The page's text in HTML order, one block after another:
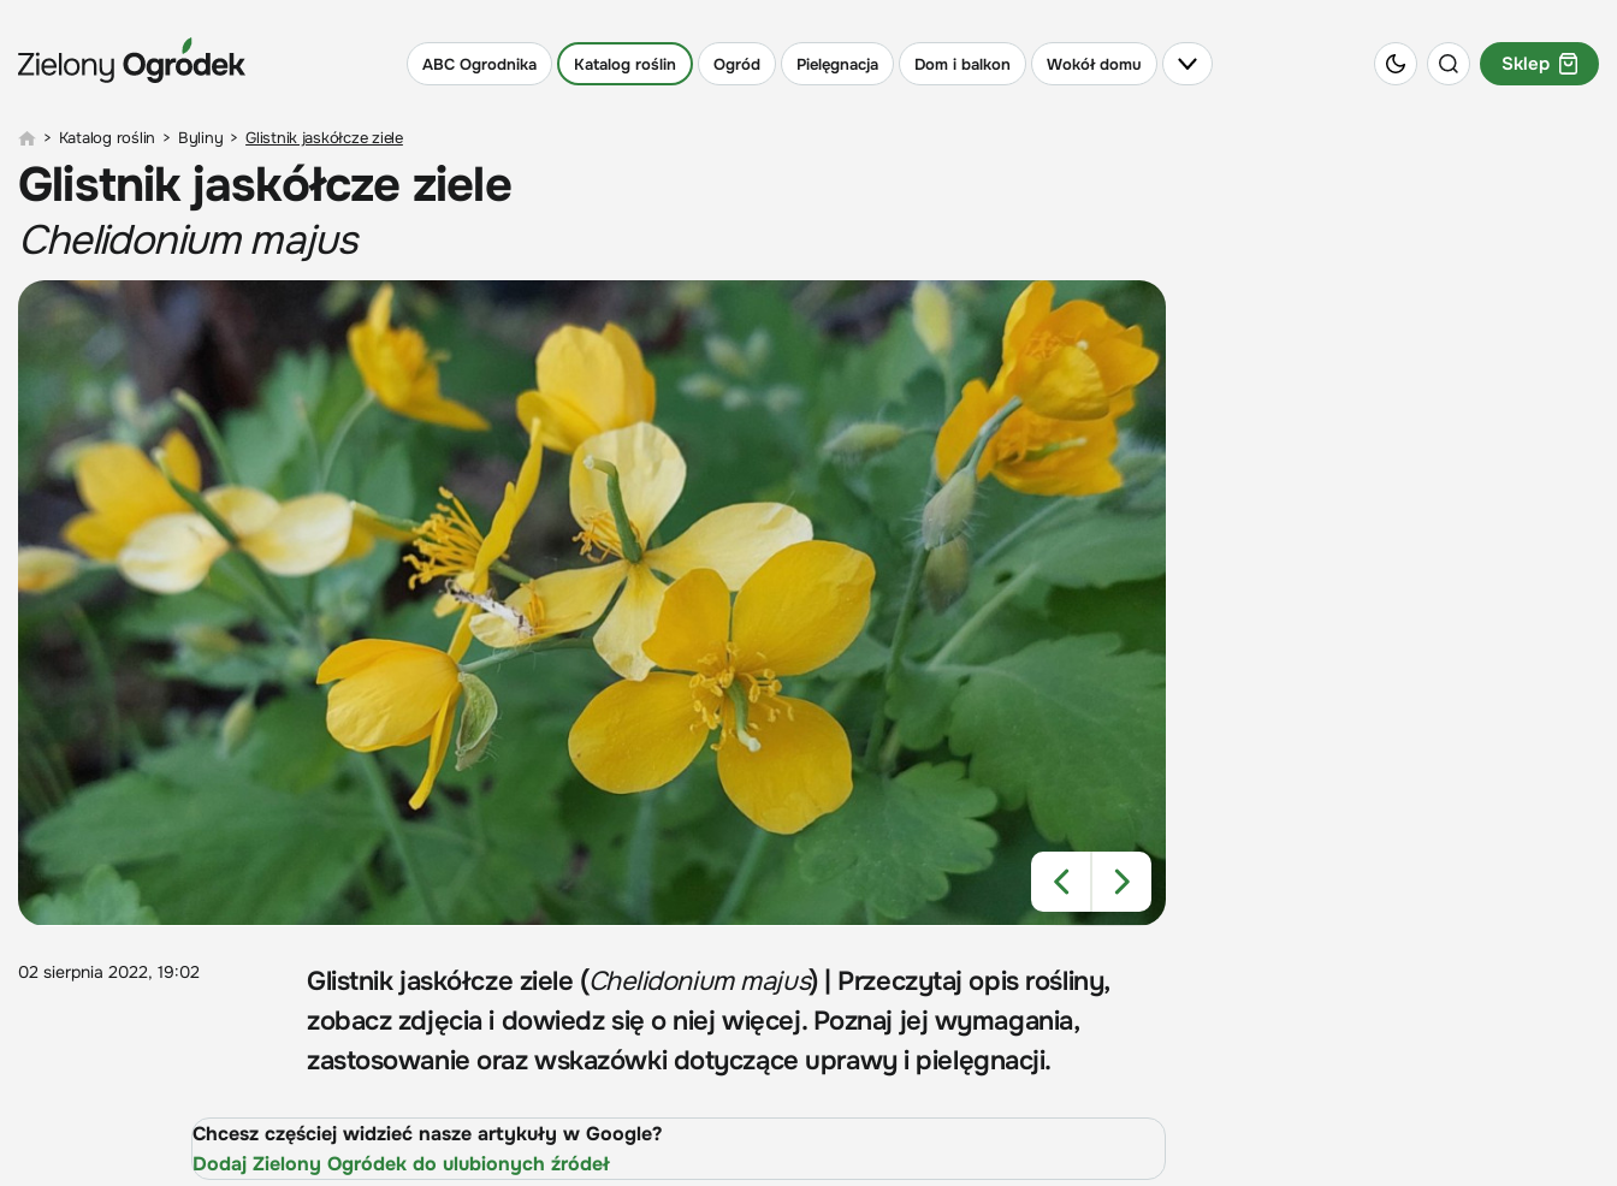
ABC Ogrodnika Katalog roślin Ogród Pielęgnacja Dom i balkon Wokół domu Sklep
> Katalog roślin > Byliny > Glistnik jaskółcze ziele
Glistnik jaskółcze ziele
Chelidonium majus
02 sierpnia 2022, 19:02 Glistnik jaskółcze ziele (Chelidonium majus) | Przeczytaj opis rośliny,
zobacz zdjęcia i dowiedz się o niej więcej. Poznaj jej wymagania,
zastosowanie oraz wskazówki dotyczące uprawy i pielęgnacji.
Chcesz częściej widzieć nasze artykuły w Google?
Dodaj Zielony Ogródek do ulubionych źródeł